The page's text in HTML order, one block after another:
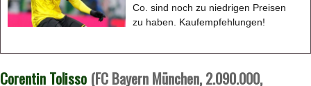
Co. sind noch zu niedrigen Preisen
zu haben. Kaufempfehlungen!
Corentin Tolisso (FC Bayern München, 2.090.000,